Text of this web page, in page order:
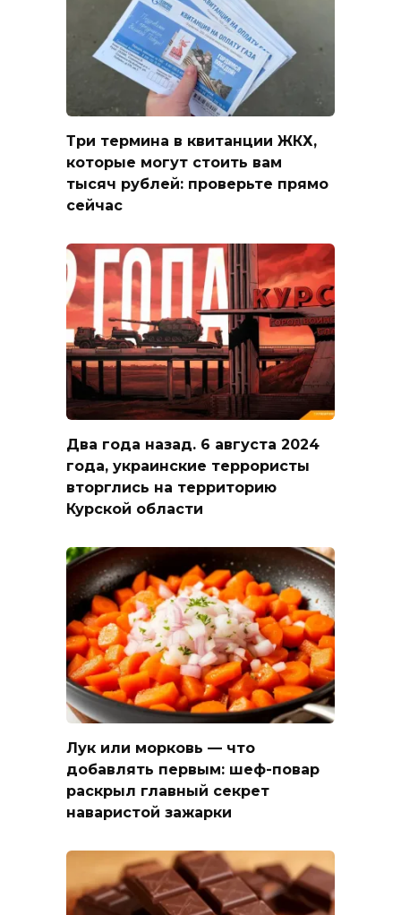
Три термина в квитанции ЖКХ,
которые могут стоить вам
тысяч рублей: проверьте прямо
сейчас
Два года назад. 6 августа 2024
года, украинские террористы
вторглись на территорию
Курской области
Лук или морковь — что
добавлять первым: шеф-повар
раскрыл главный секрет
наваристой зажарки